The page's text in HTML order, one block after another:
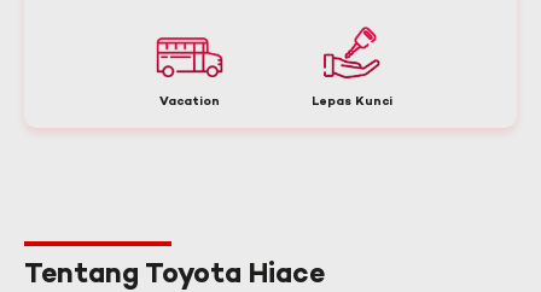
Vacation Lepas Kunci
Tentang Toyota Hiace